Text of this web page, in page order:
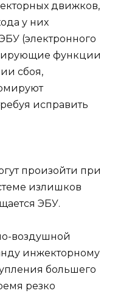
движков,
у них
(электронного
функции
сбоя,
исправить
произойти при
излишков
ЭБУ.
воздушной
инжекторному
большего
резко